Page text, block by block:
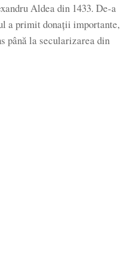
Aldea din 1433. De-a
a primit donaţii importante,
până la secularizarea din